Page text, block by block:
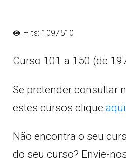
Hits: 1097510
Curso 101 a 150 (de
Se pretender consultar
estes cursos clique
Não encontra o seu
do seu curso? Envie-